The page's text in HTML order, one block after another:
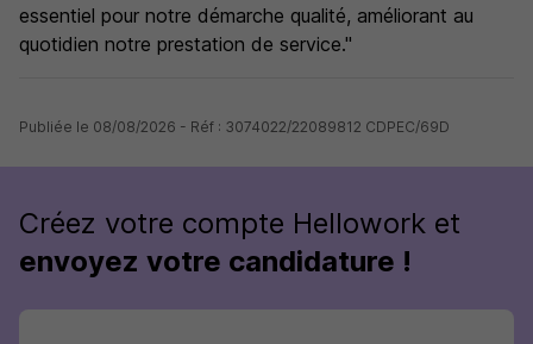
essentiel pour notre démarche qualité, améliorant au
quotidien notre prestation de service."
Publiée le 08/08/2026 - Réf : 3074022/22089812 CDPEC/69D
Créez votre compte Hellowork et
envoyez votre candidature !